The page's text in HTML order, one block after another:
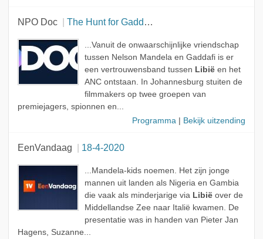
NPO Doc The Hunt for Gaddafi's Billions
...Vanuit de onwaarschijnlijke vriendschap
tussen Nelson Mandela en Gaddafi is er
een vertrouwensband tussen Libiëen het
ANC ontstaan. In Johannesburg stuiten de
filmmakers op twee groepen van
premiejagers, spionnen en...
Programma | Bekijk uitzending
EenVandaag 18-4-2020
...Mandela-kids noemen. Het zijn jonge
mannen uit landen als Nigeria en Gambia
die vaak als minderjarige via Libiëover de
Middellandse Zee naar Italië kwamen. De
presentatie was in handen van Pieter Jan
Hagens, Suzanne...